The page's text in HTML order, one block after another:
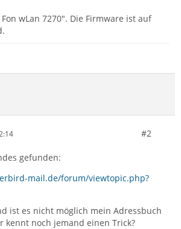
wLan 7270". Die Firmware ist auf
#2
gefunden:
mail.de/forum/viewtopic.php?
ist es nicht möglich mein Adressbuch
kennt noch jemand einen Trick?